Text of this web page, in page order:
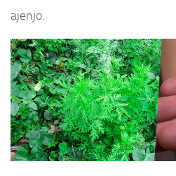
ajenjo.